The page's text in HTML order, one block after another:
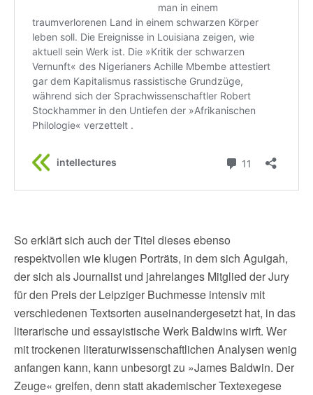
So erklärt sich auch der Titel dieses ebenso
respektvollen wie klugen Porträts, in dem sich Aguigah,
der sich als Journalist und jahrelanges Mitglied der Jury
für den Preis der Leipziger Buchmesse intensiv mit
verschiedenen Textsorten auseinandergesetzt hat, in das
literarische und essayistische Werk Baldwins wirft. Wer
mit trockenen literaturwissenschaftlichen Analysen wenig
anfangen kann, kann unbesorgt zu »James Baldwin. Der
Zeuge« greifen, denn statt akademischer Textexegese